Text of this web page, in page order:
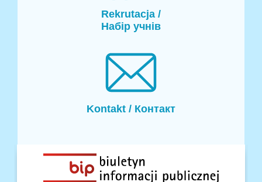
Rekrutacja /
Набір учнів
Kontakt / Контакт